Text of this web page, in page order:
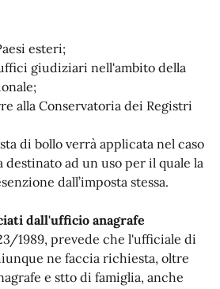
esteri;
giudiziari nell'ambito della
alla Conservatoria dei Registri
di bollo verrà applicata nel caso
ad un uso per il quale la
dall’imposta stessa.
dall'ufficio anagrafe
1989, prevede che l'ufficiale di
ne faccia richiesta, oltre
e stto di famiglia, anche